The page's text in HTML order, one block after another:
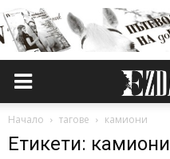
Начало тагове камиони
Етикети: камиони